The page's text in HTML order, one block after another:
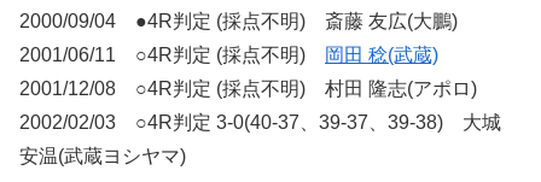
2000/09/04 ●4R判定 (採点不明) 斎藤 友広(大鵬)
2001/06/11 ○4R判定 (採点不明)
岡田 稔(武蔵)
2001/12/08 ○4R判定 (採点不明) 村田 隆志(アポロ)
2002/02/03 ○4R判定 3-0(40-37、39-37、39-38) 大城
安温(武蔵ヨシヤマ)